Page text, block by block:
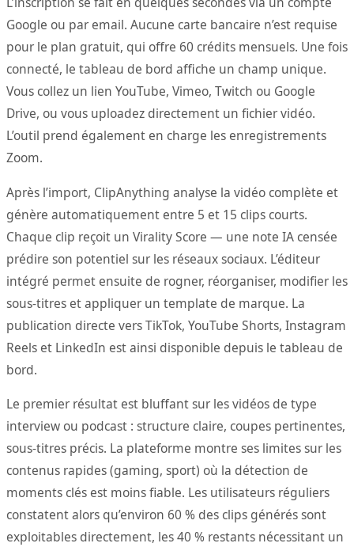
Google ou par email. Aucune carte bancaire n’est requise
pour le plan gratuit, qui offre 60 crédits mensuels. Une fois
connecté, le tableau de bord affiche un champ unique.
Vous collez un lien YouTube, Vimeo, Twitch ou Google
Drive, ou vous uploadez directement un fichier vidéo.
L’outil prend également en charge les enregistrements
Zoom.
Après l’import, ClipAnything analyse la vidéo complète et
génère automatiquement entre 5 et 15 clips courts.
Chaque clip reçoit un Virality Score — une note IA censée
prédire son potentiel sur les réseaux sociaux. L’éditeur
intégré permet ensuite de rogner, réorganiser, modifier les
sous-titres et appliquer un template de marque. La
publication directe vers TikTok, YouTube Shorts, Instagram
Reels et LinkedIn est ainsi disponible depuis le tableau de
bord.
Le premier résultat est bluffant sur les vidéos de type
interview ou podcast : structure claire, coupes pertinentes,
sous-titres précis. La plateforme montre ses limites sur les
contenus rapides (gaming, sport) où la détection de
moments clés est moins fiable. Les utilisateurs réguliers
constatent alors qu’environ 60 % des clips générés sont
exploitables directement, les 40 % restants nécessitant un